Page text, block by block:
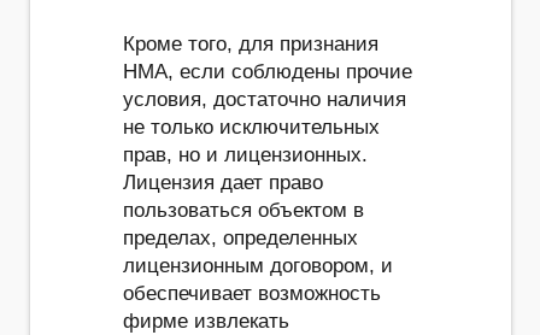
Кроме того, для признания
НМА, если соблюдены прочие
условия, достаточно наличия
не только исключительных
прав, но и лицензионных.
Лицензия дает право
пользоваться объектом в
пределах, определенных
лицензионным договором, и
обеспечивает возможность
фирме извлекать